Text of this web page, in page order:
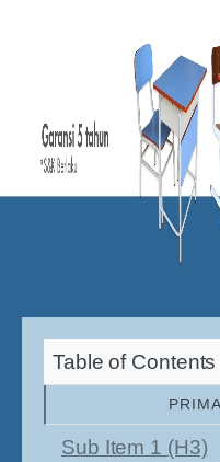
Table of Contents
Sub Item 1 (H3)